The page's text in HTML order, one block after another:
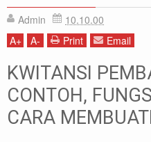
Admin
10.10.00
A+ A- Print Email
KWITANSI
CONTOH,
CARA